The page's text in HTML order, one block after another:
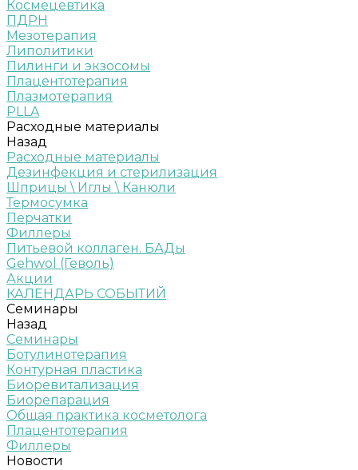
Космецевтика
ПДРН
Мезотерапия
Липолитики
Пилинги и экзосомы
Плацентотерапия
Плазмотерапия
PLLA
Расходные материалы
Назад
Расходные материалы
Дезинфекция и стерилизация
Шприцы \ Иглы \ Канюли
Термосумка
Перчатки
Филлеры
Питьевой коллаген. БАДы
Gehwol (Геволь)
Акции
КАЛЕНДАРЬ СОБЫТИЙ
Семинары
Назад
Семинары
Ботулинотерапия
Контурная пластика
Биоревитализация
Биорепарация
Общая практика косметолога
Плацентотерапия
Филлеры
Новости